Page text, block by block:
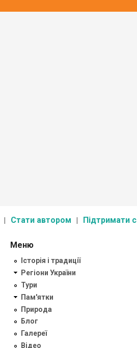
Стати автором Підтримати
Меню
Історія і традиції
Регіони України
Тури
Пам'ятки
Природа
Блог
Галереї
Відео